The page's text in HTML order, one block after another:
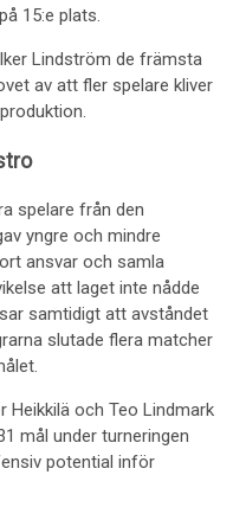
15:e plats.
Lindström de främsta
av att fler spelare kliver
spelare från den
yngre och mindre
ansvar och samla
att laget inte nådde
samtidigt att avståndet
slutade flera matcher
Heikkilä och Teo Lindmark
mål under turneringen
potential inför